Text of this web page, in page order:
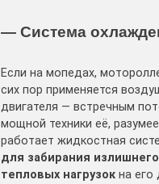
— Система
Если на мопедах,
сих пор применяется
двигателя — встречным
мощной техники её,
работает жидкостная
для забирания
тепловых нагрузок на его